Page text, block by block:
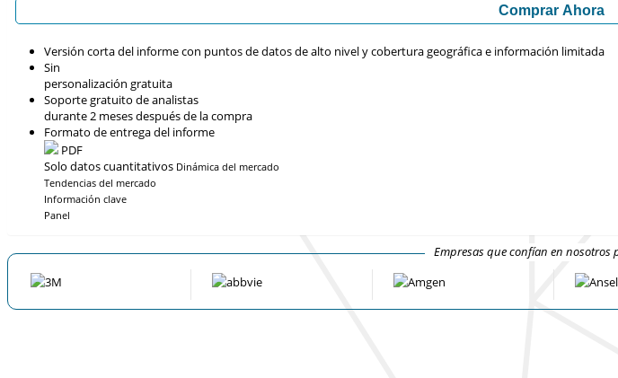
Comprar Ahora
Versión corta del informe con puntos de datos de alto nivel y cobertura geográfica e información limitada
Sin
personalización gratuita
Soporte gratuito de analistas
durante 2 meses después de la compra
Formato de entrega del informe
PDF
Solo datos cuantitativos Dinámica del mercado
Tendencias del mercado
Información clave
Panel
Empresas que confían en nosotros